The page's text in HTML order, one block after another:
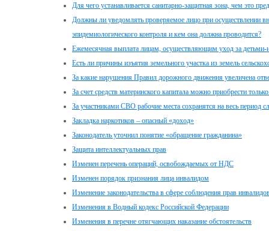
Для чего устанавливается санитарно-защитная зона, чем это
Должны ли уведомлять проверяемое лицо при осуществлении
эпидемиологического контроля и кем она должна проводится?
Ежемесячная выплата лицам, осуществляющим уход за детьми-
Есть ли причины изъятия земельного участка из земель
За какие нарушения Правил дорожного движения увеличена
За счет средств материнского капитала можно приобрести
За участниками СВО рабочие места сохранятся на весь период
Закладка наркотиков – опасный «доход»
Законодатель уточнил понятие «обращение гражданина»
Защита интеллектуальных прав
Изменен перечень операций, освобождаемых от НДС
Изменен порядок признания лица инвалидом
Изменение законодательства в сфере соблюдения прав
Изменения в Водный кодекс Российской Федерации
Изменения в перечне отягчающих наказание обстоятельств